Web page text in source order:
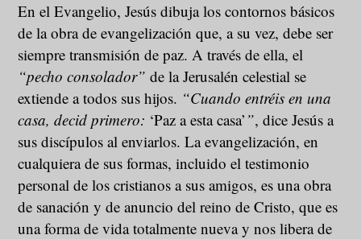
En el Evangelio, Jesús dibuja los contornos básicos
de la obra de evangelización que, a su vez, debe ser
siempre transmisión de paz. A través de ella, el
“pecho consolador” de la Jerusalén celestial se
extiende a todos sus hijos. “Cuando entréis en una
casa, decid primero: ‘Paz a esta casa’ ”, dice Jesús a
sus discípulos al enviarlos. La evangelización, en
cualquiera de sus formas, incluido el testimonio
personal de los cristianos a sus amigos, es una obra
de sanación y de anuncio del reino de Cristo, que es
una forma de vida totalmente nueva y nos libera de